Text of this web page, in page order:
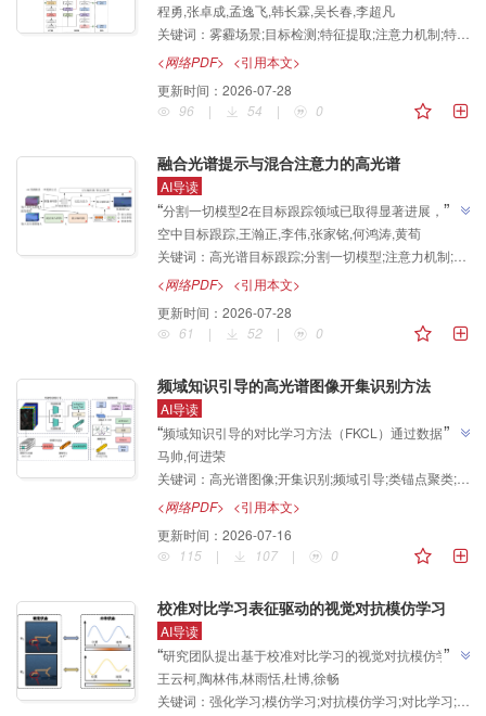
SD-YOLO11，"从主干网络与颈部网络两个层面对模型
进行协同优化"，为解决低能见度环境下的视觉感知任
务提供解决方案。”
程勇,张卓成,孟逸飞,韩长霖,吴长春,李超凡
关键词： 雾霾场景;目标检测;特征提取;注意力机制;特征融合
<网络PDF> <引用本文>
更新时间： 2026-07-28
96
| 54 | 0
融合光谱提示与混合注意力的高光谱
AI导读
“分割一切模型2在目标跟踪领域已取得显著进展，研究
团队建立了光谱提示与混合注意力方法，探索了高光谱
目标跟踪课题，为解决目标与背景分离不充分问题提供
解决方案，并构建了首个高光谱空中目标跟踪数据集
AHOT。”
”
空中目标跟踪,王瀚正,李伟,张家铭,何鸿涛,黄荀
关键词： 高光谱目标跟踪;分割一切模型;注意力机制;光谱提示;特征提取
<网络PDF> <引用本文>
更新时间： 2026-07-28
61
| 52 | 0
频域知识引导的高光谱图像开集识别方法
AI导读
“频域知识引导的对比学习方法（FKCL）通过数据驱动
与物理知识协同的双分支网络架构，引入频域物理先验
知识作为特征距离度量的补充，缓解了传统深度学习模
型对伪未知类样本过度自信的问题，为高光谱图像开集
识别中异物同谱及未知类误判难题提供了新方案。
”
马帅,何进荣
关键词： 高光谱图像;开集识别;频域引导;类锚点聚类;空谱融合;双分支架构
<网络PDF> <引用本文>
更新时间： 2026-07-16
115
| 107 | 0
校准对比学习表征驱动的视觉对抗模仿学习
AI导读
“研究团队提出基于校准对比学习的视觉对抗模仿学习
方法，"拉近相似状态、分离差异状态"，通过挖掘回放
缓冲区内部结构与动态建模样本质量演化，提升视觉表
”
王云柯,陶林伟,林雨恬,杜博,徐畅
关键词： 强化学习;模仿学习;对抗模仿学习;对比学习;表征学习